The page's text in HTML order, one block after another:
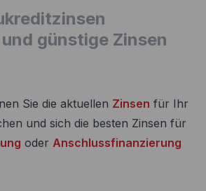
günstige Zinsen
Sie die aktuellen Zinsen für Ihr
und sich die besten Zinsen für
oder Anschlussfinanzierung